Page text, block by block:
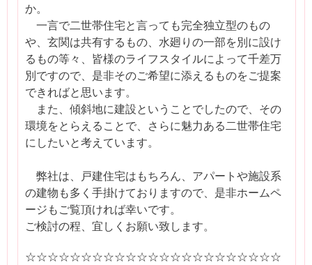
か。
一言で二世帯住宅と言っても完全独立型のもの
や、玄関は共有するもの、水廻りの一部を別に設け
るもの等々、皆様のライフスタイルによって千差万
別ですので、是非そのご希望に添えるものをご提案
できればと思います。
また、傾斜地に建設ということでしたので、その
環境をとらえることで、さらに魅力ある二世帯住宅
にしたいと考えています。
弊社は、戸建住宅はもちろん、アパートや施設系
の建物も多く手掛けておりますので、是非ホームペ
ージもご覧頂ければ幸いです。
ご検討の程、宜しくお願い致します。
☆☆☆☆☆☆☆☆☆☆☆☆☆☆☆☆☆☆☆☆☆☆☆